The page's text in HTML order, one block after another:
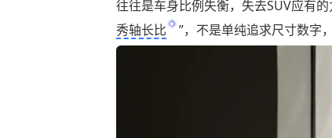
往往是车身比例失衡，失去SUV应有
秀轴长比
”，不是单纯追求尺寸数字